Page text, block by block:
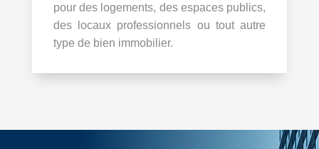
pour des logements, des espaces publics,
des locaux professionnels ou tout autre
type de bien immobilier.